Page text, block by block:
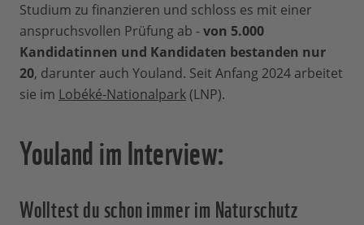
Studium zu finanzieren und schloss es mit einer
anspruchsvollen Prüfung ab -von 5.000
Kandidatinnen und Kandidaten bestanden nur
20, darunter auch Youland. Seit Anfang 2024 arbeitet
sie im Lobéké-Nationalpark(LNP).
Youland im Interview:
Wolltest du schon immer im Naturschutz